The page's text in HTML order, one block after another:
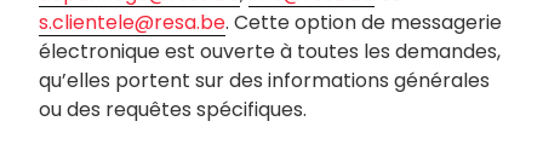
s.clientele@resa.be. Cette option de messagerie
électronique est ouverte à toutes les demandes,
qu’elles portent sur des informations générales
ou des requêtes spécifiques.